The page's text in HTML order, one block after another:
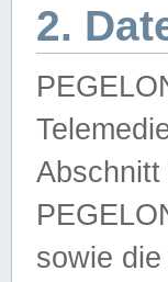
2.
sowie